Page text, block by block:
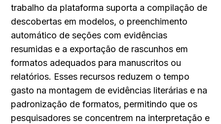
trabalho da plataforma suporta a compilação de
descobertas em modelos, o preenchimento
automático de seções com evidências
resumidas e a exportação de rascunhos em
formatos adequados para manuscritos ou
relatórios. Esses recursos reduzem o tempo
gasto na montagem de evidências literárias e na
padronização de formatos, permitindo que os
pesquisadores se concentrem na interpretação e